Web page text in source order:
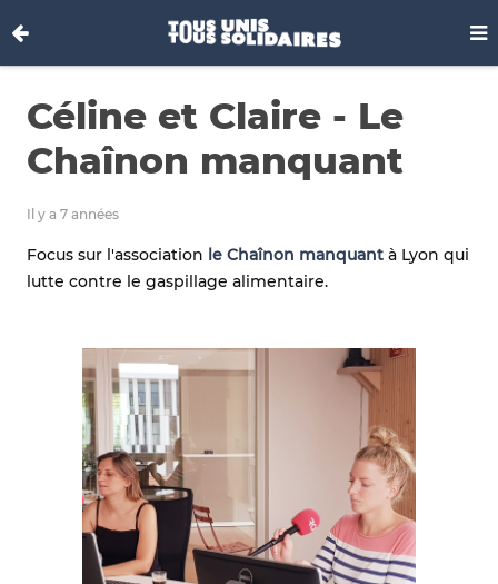
Céline et Claire - Le
Chaînon manquant
Il y a 7 années
Focus sur l'association le Chaînon manquant à Lyon qui
lutte contre le gaspillage alimentaire.